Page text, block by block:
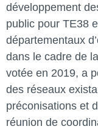
développement
public pour TE38
départementaux
dans le cadre de
votée en 2019, a
des réseaux
préconisations et
réunion de